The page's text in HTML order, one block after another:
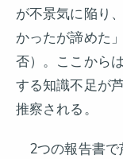
が不景気に陥り
かったが諦めた
否）。ここから
する知識不足が
推察される。
2つの報告書で